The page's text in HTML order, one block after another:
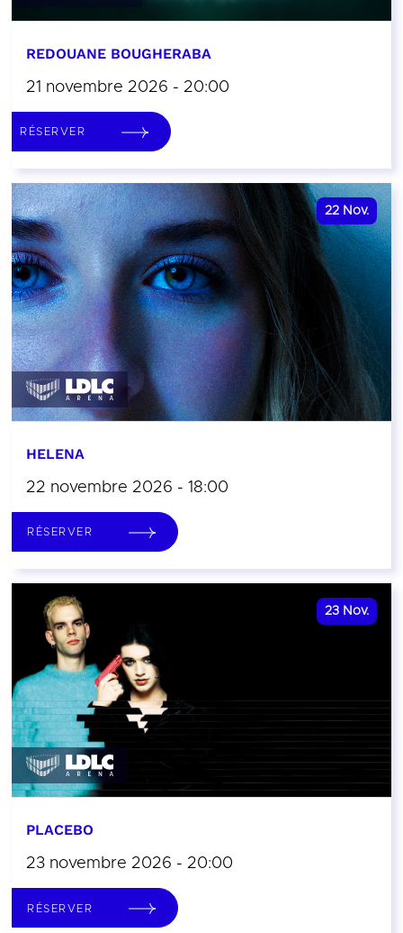
REDOUANE BOUGHERABA
21 novembre 2026 - 20:00
RÉSERVER
22 Nov.
HELENA
22 novembre 2026 - 18:00
RÉSERVER
23 Nov.
PLACEBO
23 novembre 2026 - 20:00
RÉSERVER